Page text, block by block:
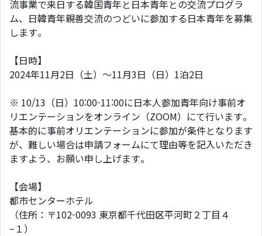
流事業で来日する韓国青年と日本青年との交流プログラ
ム、日韓青年親善交流のつどいに参加する日本青年を募集
します。
【日時】
2024年11月2日（土）～11月3日（日）1泊2日
※ 10/13（日）10:00-11:00に日本人参加青年向け事前オ
リエンテーションをオンライン（ZOOM）にて行います。
基本的に事前オリエンテーションに参加が条件となります
が、難しい場合は申請フォームにて理由等を記入いただき
ますよう、お願い申し上げます。
【会場】
都市センターホテル
（住所：〒102-0093 東京都千代田区平河町２丁目４
−１）